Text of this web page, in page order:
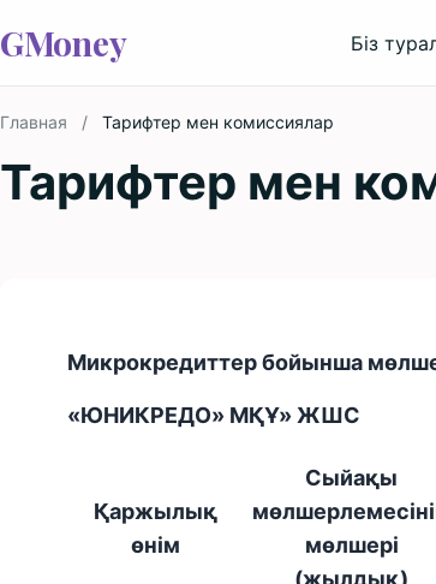
GMoney Біз
Главная / Тарифтер мен комиссиялар
Тарифтер мен
Микрокредиттер бойынша
«ЮНИКРЕДО» МҚҰ» ЖШС
Қаржылық
өнім
Сыйақы
мөлшері
(жылдық)